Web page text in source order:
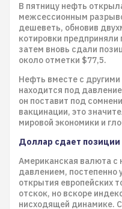
В пятницу нефть
межсессионным
дешеветь, обновив
котировки
затем вновь сдали
около отметки $77,5.
Нефть вместе с
находится под
он поставит под
вакцинации, это
мировой экономики и
Доллар сдает позиции
Американская валюта с
давлением, постепенно
открытия европейских
отскок, но вскоре
нисходящей динамике.